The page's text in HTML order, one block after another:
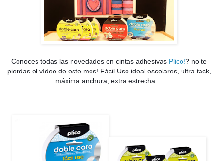
Conoces todas las novedades en cintas adhesivas Plico!? no te
pierdas el vídeo de este mes! Fácil Uso ideal escolares, ultra tack,
máxima anchura, extra estrecha...